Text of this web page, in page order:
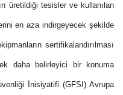
üretildiği tesisler ve kullanılan
en aza indirgeyecek şekilde
sertifikalandırılması
daha belirleyici bir konuma
İnisiyatifi (GFSI) Avrupa